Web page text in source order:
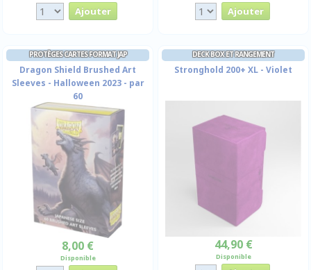
PROTÈGES CARTES FORMAT JAP
Dragon Shield Brushed Art
Sleeves - Halloween 2023 - par
60
8,00 €
Disponible
DECK BOX ET RANGEMENT
Stronghold 200+ XL - Violet
44,90 €
Disponible